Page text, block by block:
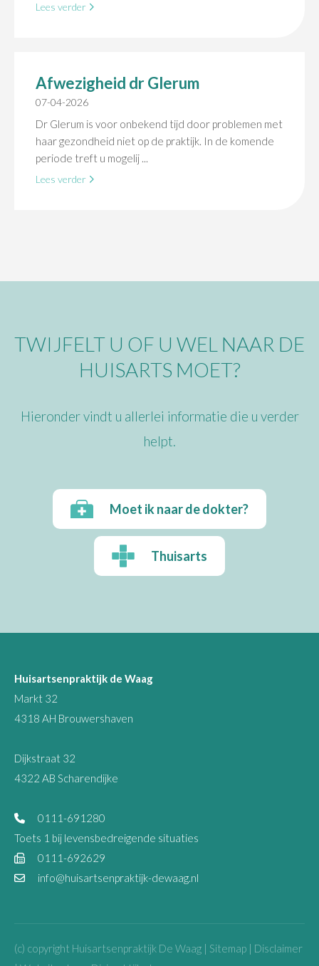
Lees verder
Afwezigheid dr Glerum
07-04-2026
Dr Glerum is voor onbekend tijd door problemen met
haar gezondheid niet op de praktijk. In de komende
periode treft u mogelij ...
Lees verder
TWIJFELT U OF U WEL NAAR DE
HUISARTS MOET?
Hieronder vindt u allerlei informatie die u verder
helpt.
Moet ik naar de dokter?
Thuisarts
Huisartsenpraktijk de Waag
Markt 32
4318 AH Brouwershaven
Dijkstraat 32
4322 AB Scharendijke
0111-691280
Toets 1 bij levensbedreigende situaties
0111-692629
info@huisartsenpraktijk-dewaag.nl
(c) copyright Huisartsenpraktijk De Waag | Sitemap | Disclaimer